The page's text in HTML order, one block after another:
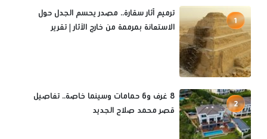
1
ترميم آثار سقارة.. مصدر يحسم الجدل حول
الاستعانة بمرممة من خارج الآثار | تقرير
2
8 غرف و6 حمامات وسينما خاصة.. تفاصيل
قصر محمد صلاح الجديد